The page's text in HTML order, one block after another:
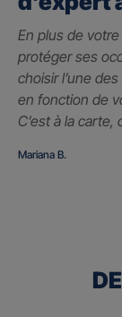
En plus de
protéger ses
choisir l’une
en fonction de
C’est à la carte,
Mariana B.